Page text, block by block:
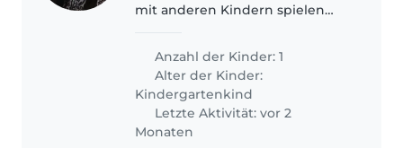
mit anderen Kindern spielen
Babysitter
Anzahl der Kinder: 1
Alter der Kinder:
Kindergartenkind
Letzte Aktivität: vor 2
Monaten